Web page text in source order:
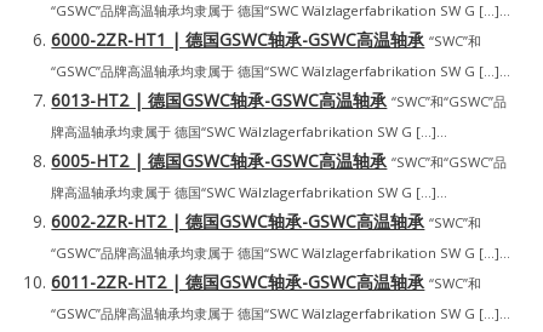
“GSWC”品牌高温轴承均隶属于 德国“SWC Wälzlagerfabrikation SW G […]...
6000-2ZR-HT1 | 德国GSWC轴承-GSWC高温轴承 “SWC”和
“GSWC”品牌高温轴承均隶属于 德国“SWC Wälzlagerfabrikation SW G […]...
6013-HT2 | 德国GSWC轴承-GSWC高温轴承 “SWC”和“GSWC”品
牌高温轴承均隶属于 德国“SWC Wälzlagerfabrikation SW G […]...
6005-HT2 | 德国GSWC轴承-GSWC高温轴承 “SWC”和“GSWC”品
牌高温轴承均隶属于 德国“SWC Wälzlagerfabrikation SW G […]...
6002-2ZR-HT2 | 德国GSWC轴承-GSWC高温轴承 “SWC”和
“GSWC”品牌高温轴承均隶属于 德国“SWC Wälzlagerfabrikation SW G […]...
6011-2ZR-HT2 | 德国GSWC轴承-GSWC高温轴承 “SWC”和
“GSWC”品牌高温轴承均隶属于 德国“SWC Wälzlagerfabrikation SW G […]...